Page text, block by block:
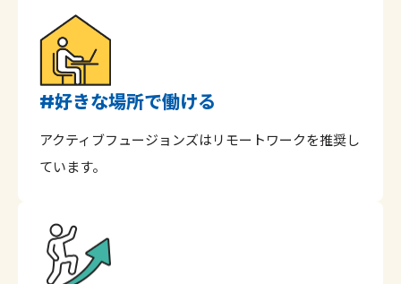
#好きな場所で働ける
アクティブフュージョンズはリモートワークを推奨し
ています。